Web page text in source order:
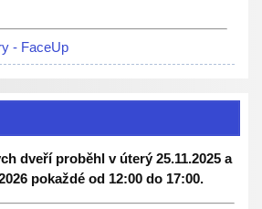
- FaceUp
dveří proběhl v úterý 25.11.2025 a
pokaždé od 12:00 do 17:00.